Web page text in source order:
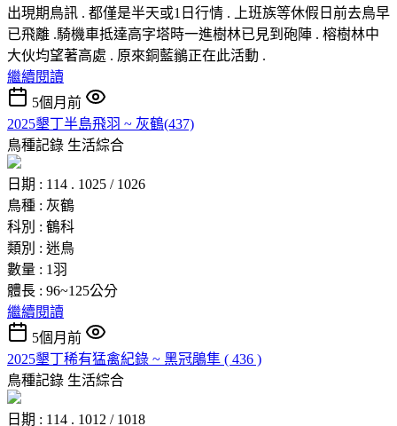
出現期鳥訊 . 都僅是半天或1日行情 . 上班族等休假日前去鳥早
已飛離 .騎機車抵達高字塔時一進樹林已見到砲陣 . 榕樹林中
大伙均望著高處 . 原來銅藍鶲正在此活動 .
繼續閱讀
5個月前
2025墾丁半島飛羽 ~ 灰鶴(437)
鳥種記錄 生活綜合
日期 : 114 . 1025 / 1026
鳥種 : 灰鶴
科別 : 鶴科
類別 : 迷鳥
數量 : 1羽
體長 : 96~125公分
繼續閱讀
5個月前
2025墾丁稀有猛禽紀錄 ~ 黑冠鵑隼 ( 436 )
鳥種記錄 生活綜合
日期 : 114 . 1012 / 1018